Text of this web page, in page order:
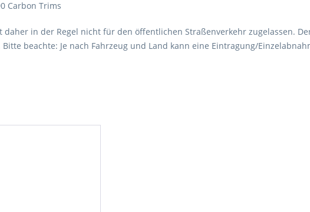
Carbon Trims
daher in der Regel nicht für den öffentlichen Straßenverkehr zugelassen.
beachte: Je nach Fahrzeug und Land kann eine Eintragung/